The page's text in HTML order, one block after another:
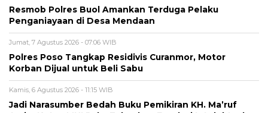
Resmob Polres Buol Amankan Terduga Pelaku
Penganiayaan di Desa Mendaan
Jumat, 7 Agustus 2026 - 07:06 WIB
Polres Poso Tangkap Residivis Curanmor, Motor
Korban Dijual untuk Beli Sabu
Kamis, 6 Agustus 2026 - 11:15 WIB
Jadi Narasumber Bedah Buku Pemikiran KH. Ma’ruf